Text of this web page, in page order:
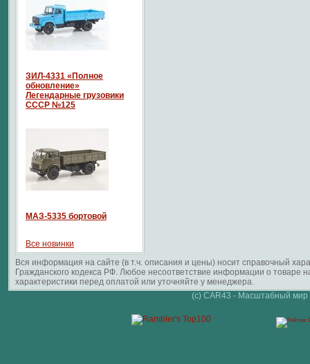
ЗИЛ-4331 «Полное
обновление»
Легендарные грузовики
СССР №125
МАЗ-5335 бортовой
Все новинки
Вся информация на сайте (в т.ч. описания и цены) носит справочный
Гражданского кодекса РФ. Любое несоответствие информации о
характеристики перед оплатой или уточняйте у менеджера.
(c) CAR43 - Масштабный мир